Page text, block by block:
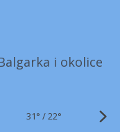
i okolice
31° /22°